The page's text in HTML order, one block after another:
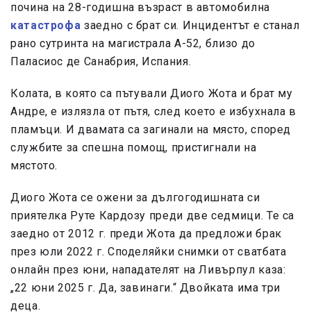
почина на 28-годишна възраст в автомобилна
катастрофа заедно с брат си. Инцидентът е станал
рано сутринта на магистрала A-52, близо до
Паласиос де Санабрия, Испания.
Колата, в която са пътували Диого Жота и брат му
Андре, е излязла от пътя, след което е избухнала в
пламъци. И двамата са загинали на място, според
службите за спешна помощ, пристигнали на
мястото.
Диого Жота се ожени за дългогодишната си
приятелка Руте Кардозу преди две седмици. Те са
заедно от 2012 г. преди Жота да предложи брак
през юли 2022 г. Споделяйки снимки от сватбата
онлайн през юни, нападателят на Ливърпул каза:
„22 юни 2025 г. Да, завинаги.“ Двойката има три
деца.